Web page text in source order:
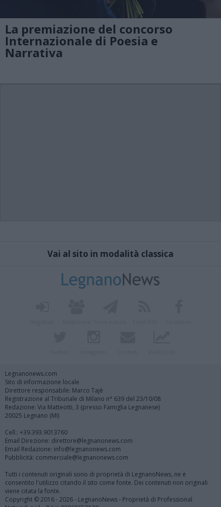
La premiazione del concorso
Internazionale di Poesia e
Narrativa
Vai al sito in modalità classica
Legnanonews.com
Sito di informazione locale
Direttore responsabile: Marco Tajè
Registrazione al Tribunale di Milano n° 639 del 23/10/08
Redazione: Via Matteotti, 3 (presso Famiglia Legnanese)
20025 Legnano (MI)
Cell.: +39.393.9013760
Email Direzione: direttore@legnanonews.com
Email Redazione: info@legnanonews.com
Pubblicità: commerciale@legnanonews.com
Tutti i contenuti originali sono di proprietà di LegnanoNews, ne è
consentito l'utilizzo citando il sito come fonte. Dei contenuti non originali
viene citata la fonte.
Copyright © 2016 - 2026 - LegnanoNews - Proprietà di Professional